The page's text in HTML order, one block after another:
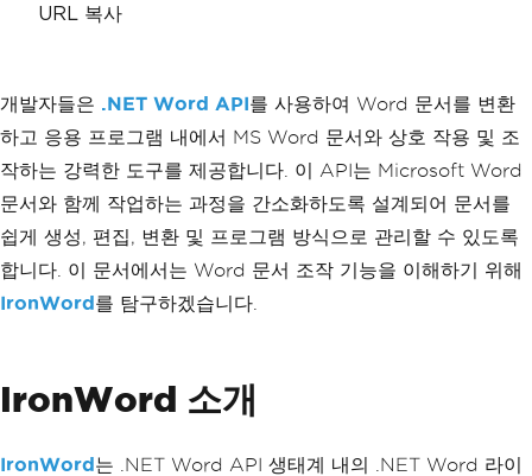
URL 복사
개발자들은 .NET Word API를 사용하여 Word 문서를 변환
하고 응용 프로그램 내에서 MS Word 문서와 상호 작용 및 조
작하는 강력한 도구를 제공합니다. 이 API는 Microsoft Word
문서와 함께 작업하는 과정을 간소화하도록 설계되어 문서를
쉽게 생성, 편집, 변환 및 프로그램 방식으로 관리할 수 있도록
합니다. 이 문서에서는 Word 문서 조작 기능을 이해하기 위해
IronWord 를 탐구하겠습니다.
IronWord 소개
IronWord 는 .NET Word API 생태계 내의 .NET Word 라이